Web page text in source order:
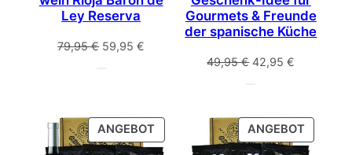
Ley Reserva
79,95€ Ursprünglicher
59,95€
Gourmets & Freunde
der spanische Küche
49,95€ Ursprünglicher
49,95 €
42,95€
42,95 €.
ANGEBOT
IM
ANGEBOT
IM